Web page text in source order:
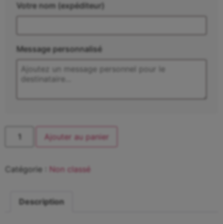
Votre nom (expéditeur)
Message personnalisé
Ajouter au panier
Catégorie : Non classé
Description